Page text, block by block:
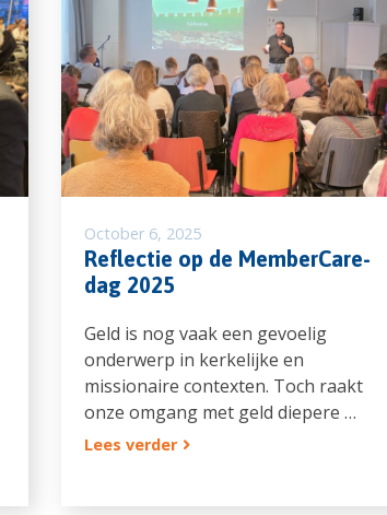
October 6, 2025
Reflectie op de MemberCare-
dag 2025
Geld is nog vaak een gevoelig
onderwerp in kerkelijke en
missionaire contexten. Toch raakt
onze omgang met geld diepere …
Lees verder